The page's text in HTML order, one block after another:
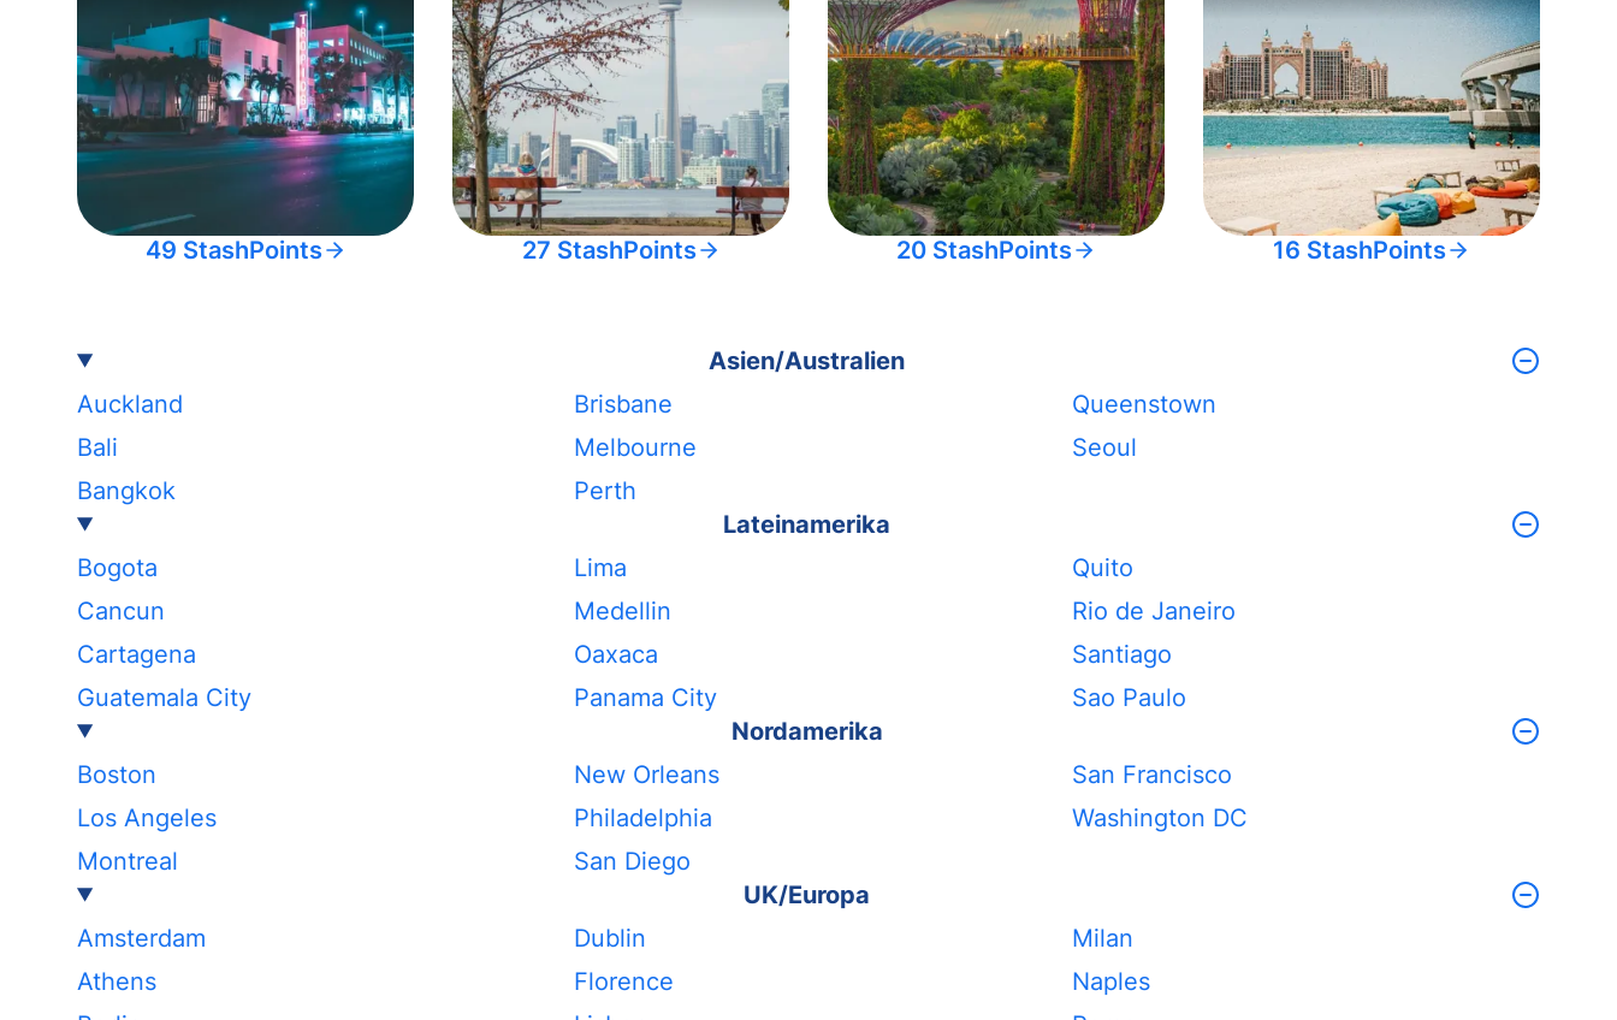
49 StashPoints 27 StashPoints 20 StashPoints 16 StashPoints
Asien/Australien
Auckland
Bali
Bangkok
Brisbane
Melbourne
Perth
Queenstown
Seoul
Lateinamerika
Bogota
Cancun
Cartagena
Guatemala City
Lima
Medellin
Oaxaca
Panama City
Quito
Rio de Janeiro
Santiago
Sao Paulo
Nordamerika
Boston
Los Angeles
Montreal
New Orleans
Philadelphia
San Diego
San Francisco
Washington DC
UK/Europa
Amsterdam
Athens
Dublin
Florence
Milan
Naples